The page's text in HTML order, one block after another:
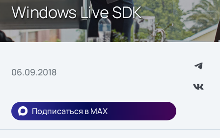
Windows Live SDK
06.09.2018
Подписаться в MAX